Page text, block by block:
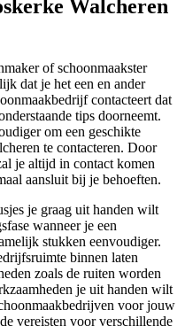
Walcheren
of schoonmaakster
dat je het een en ander
contacteert dat
tips doorneemt.
om een geschikte
te contacteren. Door
je altijd in contact komen
aansluit bij je behoeften.
je graag uit handen wilt
wanneer je een
stukken eenvoudiger.
binnen laten
zoals de ruiten worden
je uit handen wilt
voor jouw
vereisten voor verschillende